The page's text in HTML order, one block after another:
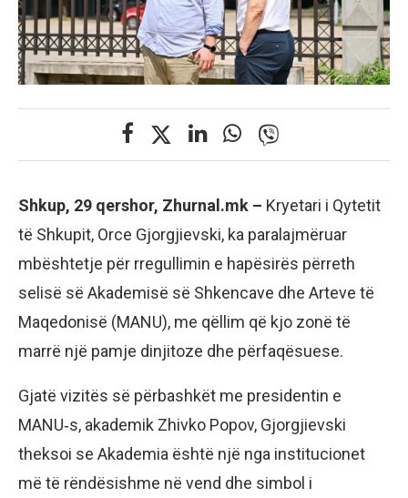
Shkup, 29 qershor, Zhurnal.mk – Kryetari i Qytetit
të Shkupit, Orce Gjorgjievski, ka paralajmëruar
mbështetje për rregullimin e hapësirës përreth
selisë së Akademisë së Shkencave dhe Arteve të
Maqedonisë (MANU), me qëllim që kjo zonë të
marrë një pamje dinjitoze dhe përfaqësuese.
Gjatë vizitës së përbashkët me presidentin e
MANU‑s, akademik Zhivko Popov, Gjorgjievski
theksoi se Akademia është një nga institucionet
më të rëndësishme në vend dhe simbol i